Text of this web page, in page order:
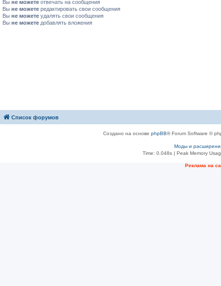
Вы не можете отвечать на сообщения
Вы не можете редактировать свои сообщения
Вы не можете удалять свои сообщения
Вы не можете добавлять вложения
Список форумов
Создано на основе phpBB® Forum Software ©
Моды и
Time: 0.048s| Peak Memory
Рeклама на